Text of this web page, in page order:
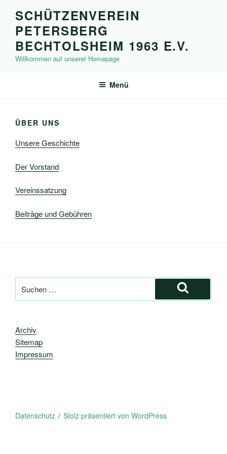
Inhalt
springen
SCHÜTZENVEREIN
PETERSBERG
BECHTOLSHEIM 1963 E.V.
Willkommen auf unserer Homepage
Menü
ÜBER UNS
Unsere Geschichte
Der Vorstand
Vereinssatzung
Beiträge und Gebühren
nach:
Suchen
Archiv
Sitemap
Impressum
Datenschutz Stolz präsentiert von WordPress